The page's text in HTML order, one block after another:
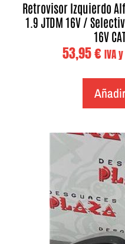
Retrovisor Izquierdo
1.9 JTDM 16V /
16V
53,95€ IVA